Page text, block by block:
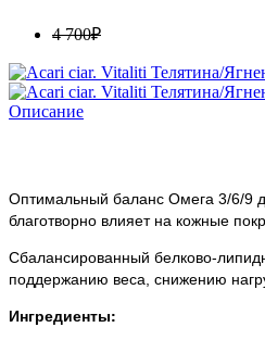
4 700₽
Описание
Оптимальный баланс Омега 3/6/9
благотворно влияет на кожные
Сбалансированный белково-
поддержанию веса, снижению
Ингредиенты: